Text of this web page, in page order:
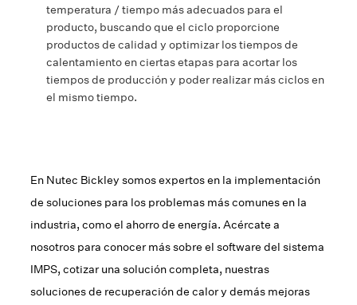
temperatura / tiempo más adecuados para el
producto, buscando que el ciclo proporcione
productos de calidad y optimizar los tiempos de
calentamiento en ciertas etapas para acortar los
tiempos de producción y poder realizar más ciclos en
el mismo tiempo.
En Nutec Bickley somos expertos en la implementación
de soluciones para los problemas más comunes en la
industria, como el ahorro de energía. Acércate a
nosotros para conocer más sobre el software del sistema
IMPS, cotizar una solución completa, nuestras
soluciones de recuperación de calor y demás mejoras